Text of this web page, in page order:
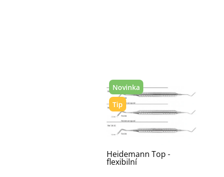
Novinka
Tip
Heidemann Top -
flexibilní